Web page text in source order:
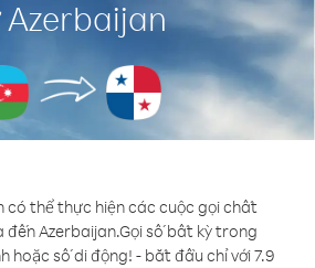
có thể thực hiện các cuộc gọi chất
đến Azerbaijan.Gọi số bất kỳ trong
hoặc số di động! - bắt đầu chỉ với 7.9